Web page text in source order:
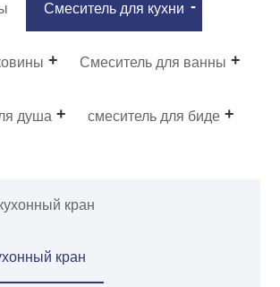
Смеситель для кухни
Смеситель для ванны
душа смеситель для биде
кран
кран